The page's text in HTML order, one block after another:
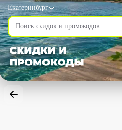
Екатеринбург